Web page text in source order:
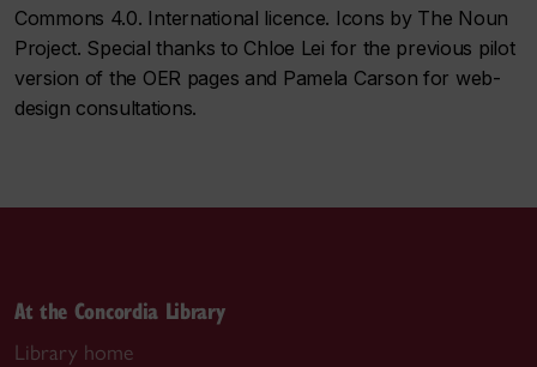
Commons 4.0. International licence. Icons by The Noun
Project. Special thanks to Chloe Lei for the previous pilot
version of the OER pages and Pamela Carson for web-
design consultations.
At the Concordia Library
Library home